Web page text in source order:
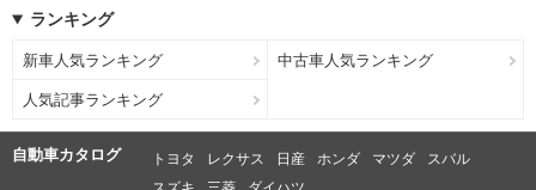
ランキング
新車人気ランキング 中古車人気ランキング
人気記事ランキング
自動車カタログ トヨタ レクサス 日産 ホンダ マツダ
スバル